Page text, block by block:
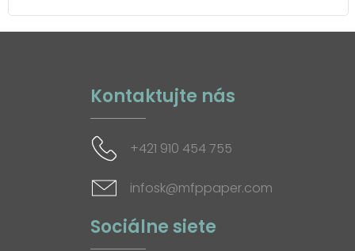
Kontaktujte nás
+421 910 454 755
infosk@mfppaper.com
Sociálne siete